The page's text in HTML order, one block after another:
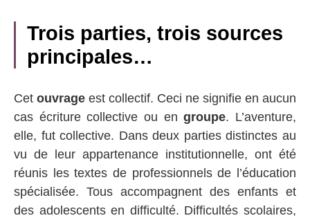
Trois parties, trois sources
principales…
Cet ouvrage est collectif. Ceci ne signifie en aucun
cas écriture collective ou en groupe. L’aventure,
elle, fut collective. Dans deux parties distinctes au
vu de leur appartenance institutionnelle, ont été
réunis les textes de professionnels de l’éducation
spécialisée. Tous accompagnent des enfants et
des adolescents en difficulté. Difficultés scolaires,